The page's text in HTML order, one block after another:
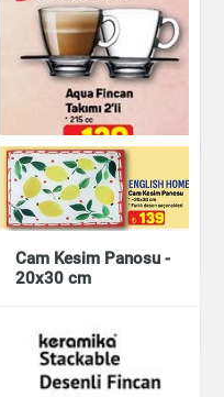
chef's Tek Fiyat
Bıçak Çeşitleri
Mutfak Ürünleri
Aqua Fincan Takımı
2'li
Cam Kesim Panosu -
20x30 cm